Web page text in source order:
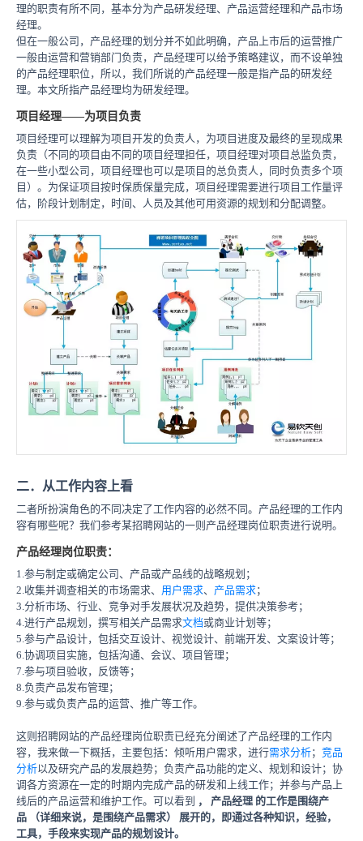
理的职责有所不同，基本分为产品研发经理、产品运营经理和产品市场
经理。
但在一般公司，产品经理的划分并不如此明确，产品上市后的运营推广
一般由运营和营销部门负责，产品经理可以给予策略建议，而不设单独
的产品经理职位，所以，我们所说的产品经理一般是指产品的研发经
理。本文所指产品经理均为研发经理。
项目经理——为项目负责
项目经理可以理解为项目开发的负责人，为项目进度及最终的呈现成果
负责（不同的项目由不同的项目经理担任，项目经理对项目总监负责，
在一些小型公司，项目经理也可以是项目的总负责人，同时负责多个项
目）。为保证项目按时保质保量完成，项目经理需要进行项目工作量评
估，阶段计划制定，时间、人员及其他可用资源的规划和分配调整。
二．从工作内容上看
二者所扮演角色的不同决定了工作内容的必然不同。产品经理的工作内
容有哪些呢？我们参考某招聘网站的一则产品经理岗位职责进行说明。
产品经理岗位职责：
1.参与制定或确定公司、产品或产品线的战略规划；
2.收集并调查相关的市场需求、 用户需求、 产品需求；
3.分析市场、行业、竞争对手发展状况及趋势，提供决策参考；
4.进行产品规划，撰写相关产品需求文档或商业计划等；
5.参与产品设计，包括交互设计、视觉设计、前端开发、文案设计等；
6.协调项目实施，包括沟通、会议、项目管理；
7.参与项目验收，反馈等；
8.负责产品发布管理；
9.参与或负责产品的运营、推广等工作。
这则招聘网站的产品经理岗位职责已经充分阐述了产品经理的工作内
容，我来做一下概括，主要包括：倾听用户需求，进行需求分析； 竞品
分析以及研究产品的发展趋势；负责产品功能的定义、规划和设计；协
调各方资源在一定的时期内完成产品的研发和上线工作；并参与产品上
线后的产品运营和维护工作。可以看到 ， 产品经理 的工作是围绕产
品
（详细来说，是围绕产品需求）
展开的，即通过各种知识，经验，
工具，手段来实现产品的规划设计。